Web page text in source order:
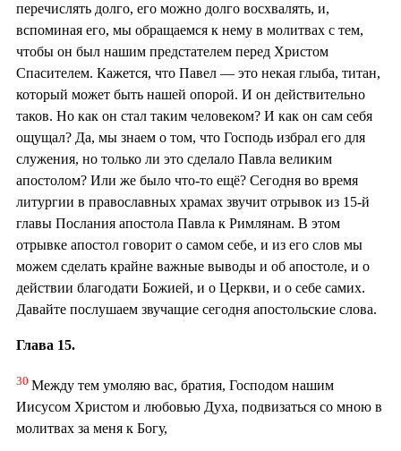
перечислять долго, его можно долго восхвалять, и,
вспоминая его, мы обращаемся к нему в молитвах с тем,
чтобы он был нашим предстателем перед Христом
Спасителем. Кажется, что Павел — это некая глыба, титан,
который может быть нашей опорой. И он действительно
таков. Но как он стал таким человеком? И как он сам себя
ощущал? Да, мы знаем о том, что Господь избрал его для
служения, но только ли это сделало Павла великим
апостолом? Или же было что-то ещё? Сегодня во время
литургии в православных храмах звучит отрывок из 15-й
главы Послания апостола Павла к Римлянам. В этом
отрывке апостол говорит о самом себе, и из его слов мы
можем сделать крайне важные выводы и об апостоле, и о
действии благодати Божией, и о Церкви, и о себе самих.
Давайте послушаем звучащие сегодня апостольские слова.
Глава 15.
30 Между тем умоляю вас, братия, Господом нашим
Иисусом Христом и любовью Духа, подвизаться со мною в
молитвах за меня к Богу,